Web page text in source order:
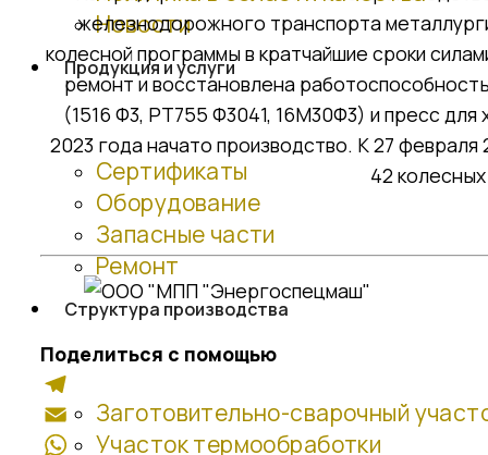
Новости
Продукция и услуги
Сертификаты
Оборудование
Запасные части
Ремонт
Структура производства
Заготовительно-сварочный
Участок термообработки
железнодорожного транспорта
колесной программы в кратчайшие сроки
ремонт и восстановлена
(1516 Ф3, РТ755 Ф3041, 16М30Ф3) и пресс для
2023 года начато производство. К 27
42
Поделиться с помощью
Telegram
Email